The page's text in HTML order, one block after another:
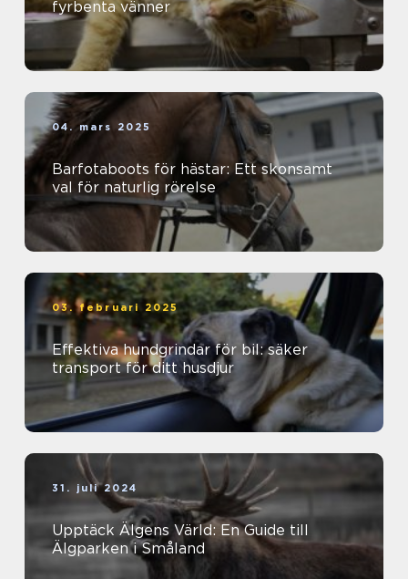
fyrbenta vänner
04. mars 2025
Barfotaboots för hästar: Ett skonsamt
val för naturlig rörelse
03. februari 2025
Effektiva hundgrindar för bil: säker
transport för ditt husdjur
31. juli 2024
Upptäck Älgens Värld: En Guide till
Älgparken i Småland